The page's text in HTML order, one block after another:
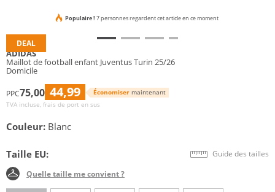
DEAL
Populaire ! 7 personnes regardent cet article en ce moment
ADIDAS
Maillot de football enfant Juventus Turin 25/26
Domicile
PPC75,00 44,99 Économiser maintenant
TVA incluse, frais de port en sus
Couleur: Blanc
Taille EU: Guide des tailles
Quelle taille me convient ?